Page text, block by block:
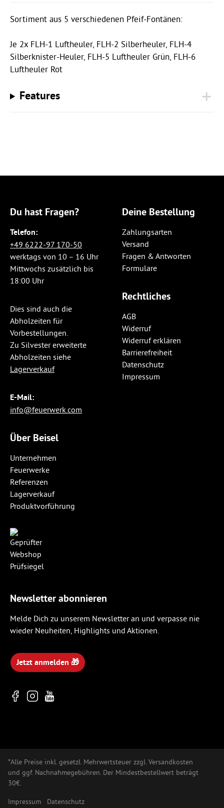
Sortiment aus 5 verschiedenen Pfeif-Fontänen:
Je 2x FLH-1 Luftheuler, FLH-2 Silberheuler, FLH-4
Silberknister-Heuler, FLH-5 Luftheuler Grün, FLH-6
Luftheuler Rot
Features
Du hast Fragen?
Telefon:
+49 6222-97 170-50
werktags von 10 – 16 Uhr
Mittwochs zusätzlich bis
18:00 Uhr
Dies sind auch die
Abholzeiten für
Vorbestellungen.
Zu Silvester erweiterte
Abholzeiten siehe
Lagerverkauf
E-Mail:
info@feuerwerk.com
Deine Bestellung
Zahlungsarten
Versand
Fragen & Antworten
Formulare
Rechtliches
AGB
Widerruf
Widerruf erklären
Barrierefreiheit
Datenschutz
Impressum
Über Beisel
Unternehmen
Feuerwerke
Referenzen
Lagerverkauf
Produktvorführung
Newsletter abonnieren
Melde Dich zu unserem Newsletter an und verpasse nie
wieder Neuheiten, Highlights und Aktionen.
Jetzt anmelden 🎁
*Alle Preise inkl. gesetzl. Mehrwertsteuer zzgl. Versandkosten
und ggf. Nachnahmegebühren. Der Mindestbestellwert beträgt
30€.
Impressum Datenschutz